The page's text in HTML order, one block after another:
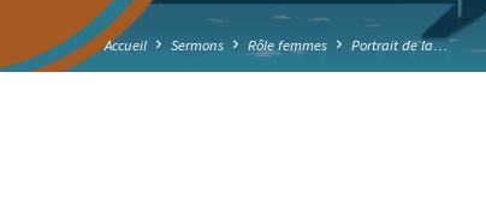
Accueil Sermons Rôle femmes Portrait de la…